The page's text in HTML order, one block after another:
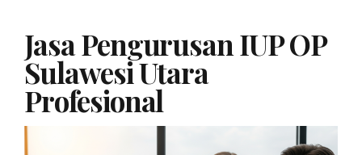
Jasa Pengurusan IUP OP
Sulawesi Utara
Profesional